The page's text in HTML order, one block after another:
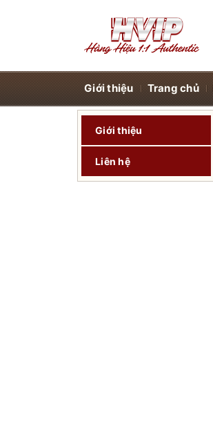
Giới thiệu Trang chủ
Giới thiệu
Liên hệ